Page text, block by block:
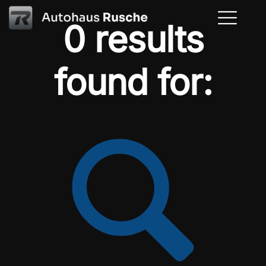
0 results
found for: